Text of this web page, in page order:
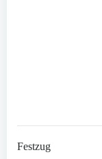
Festzug